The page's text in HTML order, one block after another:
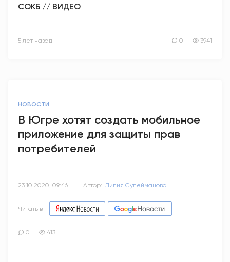
СОКБ // ВИДЕО
5 лет назад 0 3941
НОВОСТИ
В Югре хотят создать мобильное
приложение для защиты прав
потребителей
23.10.2020, 09:46 Автор: Лилия Сулейманова
Читать в
0 413